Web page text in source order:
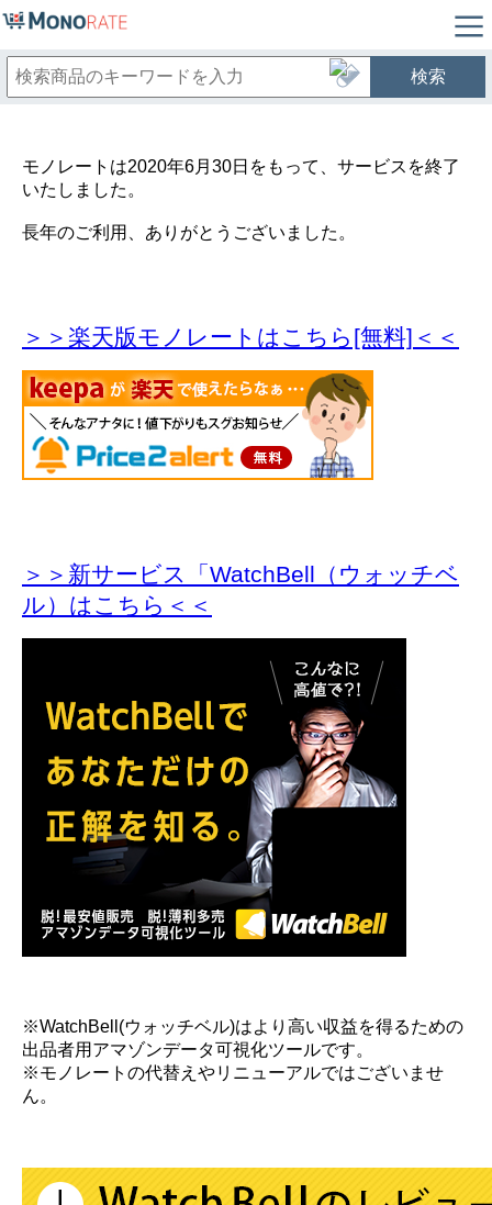
検索
モノレートは2020年6月30日をもって、サービスを終了
いたしました。
長年のご利用、ありがとうございました。
＞＞楽天版モノレートはこちら[無料]＜＜
＞＞新サービス「WatchBell（ウォッチベ
ル）はこちら＜＜
※WatchBell(ウォッチベル)はより高い収益を得るための
出品者用アマゾンデータ可視化ツールです。
※モノレートの代替えやリニューアルではございませ
ん。